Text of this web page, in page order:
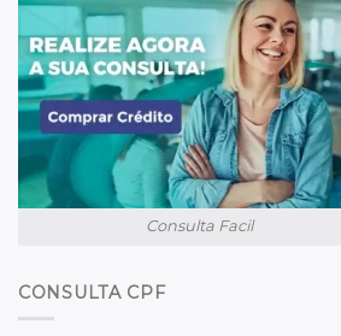
Consulta Facil
CONSULTA CPF